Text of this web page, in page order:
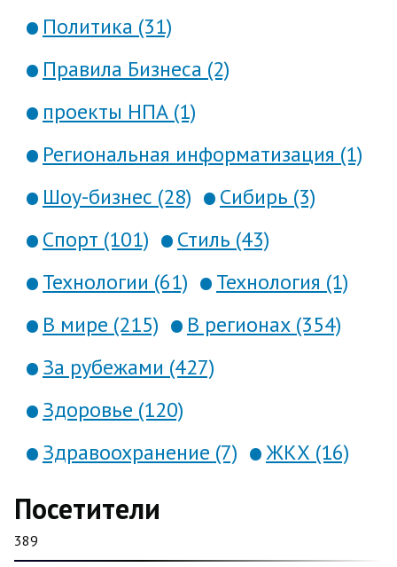
Политика (31)
Правила Бизнеса (2)
проекты НПА (1)
Региональная информатизация (1)
Шоу-бизнес (28)
Сибирь (3)
Спорт (101)
Стиль (43)
Технологии (61)
Технология (1)
В мире (215)
В регионах (354)
За рубежами (427)
Здоровье (120)
Здравоохранение (7)
ЖКХ (16)
Посетители
389